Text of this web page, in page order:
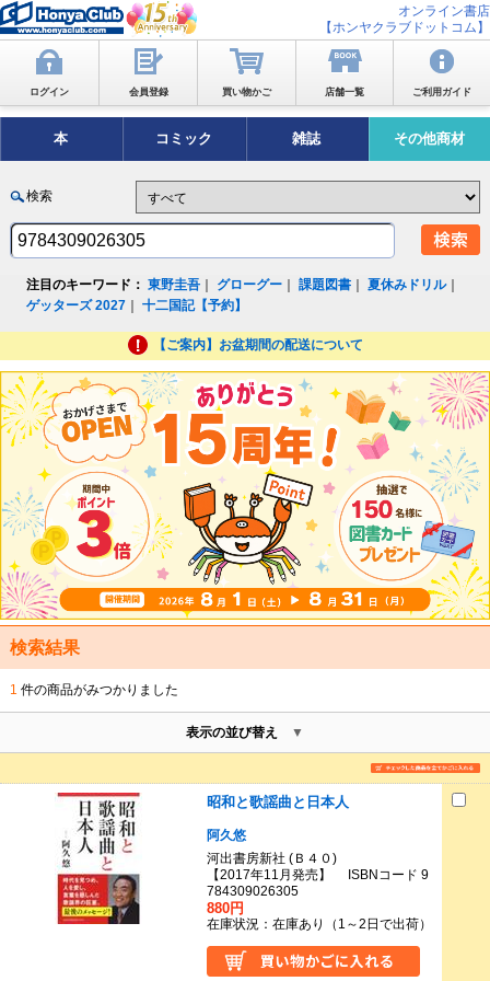
オンライン書店
【ホンヤクラブドットコム】
ログイン 会員登録 買い物かご 店舗一覧 ご利用ガイド
本 コミック 雑誌 その他商材
検索
注目のキーワード： 東野圭吾 グローグー ｜課題図書 ｜夏休みドリル｜
ゲッターズ 2027 ｜十二国記【予約】
【ご案内】お盆期間の配送について
検索結果
1 件の商品がみつかりました
表示の並び替え
昭和と歌謡曲と日本人
阿久悠
河出書房新社 (Ｂ４０)
【2017年11月発売】 ISBNコード 9
784309026305
880円
在庫状況：在庫あり（1～2日で出荷）